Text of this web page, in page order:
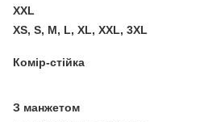
XXL
XS, S, M, L, XL, XXL, 3XL
Комір-стійка
З манжетом